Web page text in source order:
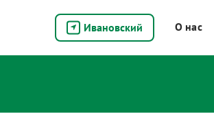
Ивановский О нас